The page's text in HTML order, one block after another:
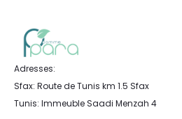
Adresses:
Sfax: Route de Tunis km 1.5 Sfax
Tunis: Immeuble Saadi Menzah 4